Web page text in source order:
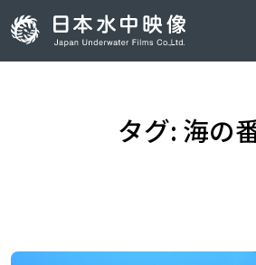
タグ: 海の